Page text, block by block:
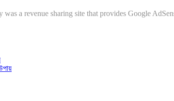
a revenue sharing site that provides Google